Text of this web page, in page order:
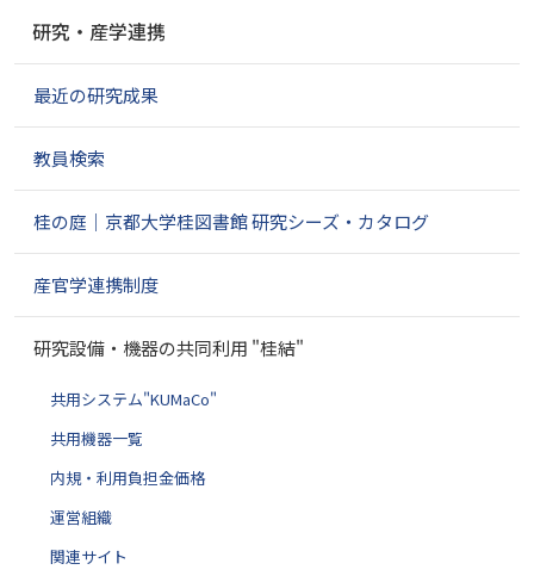
ゲ
シ
ン
研究・産学連携
最近の研究成果
教員検索
桂の庭｜京都大学桂図書館 研究シーズ・カタログ
産官学連携制度
研究設備・機器の共同利用 "桂結"
共用システム"KUMaCo"
共用機器一覧
内規・利用負担金価格
運営組織
関連サイト